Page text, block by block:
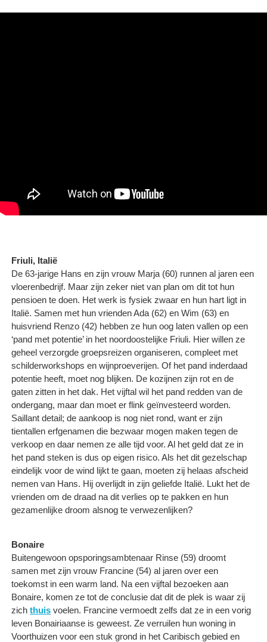
Friuli, Italië
De 63-jarige Hans en zijn vrouw Marja (60) runnen al jaren een
vloerenbedrijf. Maar zijn zeker niet van plan om dit tot hun
pensioen te doen. Het werk is fysiek zwaar en hun hart ligt in
Italië. Samen met hun vrienden Ada (62) en Wim (63) en
huisvriend Renzo (42) hebben ze hun oog laten vallen op een
‘pand met potentie’ in het noordoostelijke Friuli. Hier willen ze
geheel verzorgde groepsreizen organiseren, compleet met
schilderworkshops en wijnproeverijen. Of het pand inderdaad
potentie heeft, moet nog blijken. De kozijnen zijn rot en de
gaten zitten in het dak. Het vijftal wil het pand redden van de
ondergang, maar dan moet er flink geïnvesteerd worden.
Saillant detail; de aankoop is nog niet rond, want er zijn
tientallen erfgenamen die bezwaar mogen maken tegen de
verkoop en daar nemen ze alle tijd voor. Al het geld dat ze in
het pand steken is dus op eigen risico. Als het dit gezelschap
eindelijk voor de wind lijkt te gaan, moeten zij helaas afscheid
nemen van Hans. Hij overlijdt in zijn geliefde Italië. Lukt het de
vrienden om de draad na dit verlies op te pakken en hun
gezamenlijke droom alsnog te verwezenlijken?
Bonaire
Buitengewoon opsporingsambtenaar Rinse (59) droomt
samen met zijn vrouw Francine (54) al jaren over een
toekomst in een warm land. Na een vijftal bezoeken aan
Bonaire, komen ze tot de conclusie dat dit de plek is waar zij
zich thuis voelen. Francine vermoedt zelfs dat ze in een vorig
leven Bonairiaanse is geweest. Ze verruilen hun woning in
Voorthuizen voor een stuk grond in het Caribisch gebied en